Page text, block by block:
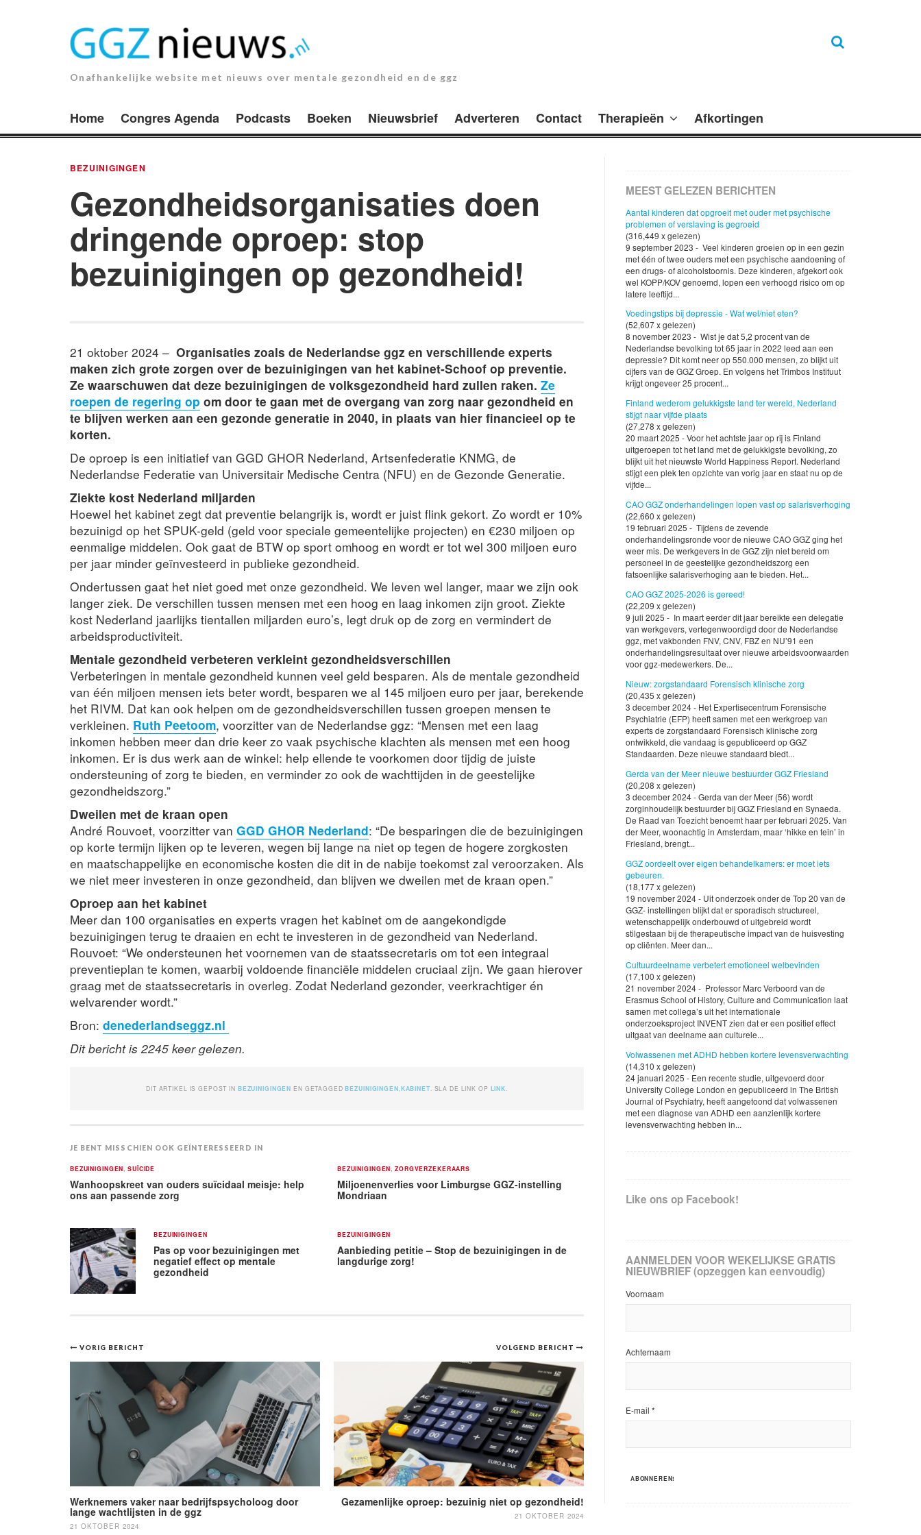
Onafhankelijke website met nieuws over mentale gezondheid en de ggz
Home Congres Agenda Podcasts Boeken Nieuwsbrief Adverteren Contact Therapieën Afkortingen
BEZUINIGINGEN
Gezondheidsorganisaties doen
dringende oproep: stop
bezuinigingen op gezondheid!
21 oktober 2024 – Organisaties zoals de Nederlandse ggz en verschillende experts
maken zich grote zorgen over de bezuinigingen van het kabinet-Schoof op preventie.
Ze waarschuwen dat deze bezuinigingen de volksgezondheid hard zullen raken. Ze
roepen de regering op om door te gaan met de overgang van zorg naar gezondheid en
te blijven werken aan een gezonde generatie in 2040, in plaats van hier financieel op te
korten.
De oproep is een initiatief van GGD GHOR Nederland, Artsenfederatie KNMG, de
Nederlandse Federatie van Universitair Medische Centra (NFU) en de Gezonde Generatie.
Ziekte kost Nederland miljarden
Hoewel het kabinet zegt dat preventie belangrijk is, wordt er juist flink gekort. Zo wordt er 10%
bezuinigd op het SPUK-geld (geld voor speciale gemeentelijke projecten) en €230 miljoen op
eenmalige middelen. Ook gaat de BTW op sport omhoog en wordt er tot wel 300 miljoen euro
per jaar minder geïnvesteerd in publieke gezondheid.
Ondertussen gaat het niet goed met onze gezondheid. We leven wel langer, maar we zijn ook
langer ziek. De verschillen tussen mensen met een hoog en laag inkomen zijn groot. Ziekte
kost Nederland jaarlijks tientallen miljarden euro’s, legt druk op de zorg en vermindert de
arbeidsproductiviteit.
Mentale gezondheid verbeteren verkleint gezondheidsverschillen
Verbeteringen in mentale gezondheid kunnen veel geld besparen. Als de mentale gezondheid
van één miljoen mensen iets beter wordt, besparen we al 145 miljoen euro per jaar, berekende
het RIVM. Dat kan ook helpen om de gezondheidsverschillen tussen groepen mensen te
verkleinen. Ruth Peetoom, voorzitter van de Nederlandse ggz: “Mensen met een laag
inkomen hebben meer dan drie keer zo vaak psychische klachten als mensen met een hoog
inkomen. Er is dus werk aan de winkel: help ellende te voorkomen door tijdig de juiste
ondersteuning of zorg te bieden, en verminder zo ook de wachttijden in de geestelijke
gezondheidszorg.”
Dweilen met de kraan open
André Rouvoet, voorzitter van GGD GHOR Nederland: “De besparingen die de bezuinigingen
op korte termijn lijken op te leveren, wegen bij lange na niet op tegen de hogere zorgkosten
en maatschappelijke en economische kosten die dit in de nabije toekomst zal veroorzaken. Als
we niet meer investeren in onze gezondheid, dan blijven we dweilen met de kraan open.”
Oproep aan het kabinet
Meer dan 100 organisaties en experts vragen het kabinet om de aangekondigde
bezuinigingen terug te draaien en echt te investeren in de gezondheid van Nederland.
Rouvoet: “We ondersteunen het voornemen van de staatssecretaris om tot een integraal
preventieplan te komen, waarbij voldoende financiële middelen cruciaal zijn. We gaan hierover
graag met de staatssecretaris in overleg. Zodat Nederland gezonder, veerkrachtiger én
welvarender wordt.”
Bron: denederlandseggz.nl
Dit bericht is 2245 keer gelezen.
DIT ARTIKEL IS GEPOST IN BEZUINIGINGEN EN GETAGGEDBEZUINIGINGEN KABINET . SLA DE LINK OP LINK
JE BENT MISSCHIEN OOK GEÏNTERESSEERD IN
BEZUINIGINGEN ,SUÏCIDE
Wanhoopskreet van ouders suïcidaal meisje: help
ons aan passende zorg
BEZUINIGINGEN ,ZORGVERZEKERAARS
Miljoenenverlies voor Limburgse GGZ-instelling
Mondriaan
BEZUINIGINGEN
Pas op voor bezuinigingen met
negatief effect op mentale
gezondheid
BEZUINIGINGEN
Aanbieding petitie – Stop de bezuinigingen in de
langdurige zorg!
Bericht
navigatie
VOLGEND BERICHT
Gezamenlijke oproep: bezuinig niet op gezondheid!
21 OKTOBER 2024
VORIG BERICHT
Werknemers vaker naar bedrijfspsycholoog door
lange wachtlijsten in de ggz
21 OKTOBER 2024
MEEST GELEZEN BERICHTEN
Aantal kinderen dat opgroeit met ouder met psychische
problemen of verslaving is gegroeid
(316,449 x gelezen)
9 september 2023 - Veel kinderen groeien op in een gezin
met één of twee ouders met een psychische aandoening of
een drugs- of alcoholstoornis. Deze kinderen, afgekort ook
wel KOPP/KOV genoemd, lopen een verhoogd risico om op
latere leeftijd...
Voedingstips bij depressie - Wat wel/niet eten?
(52,607 x gelezen)
8 november 2023 - Wist je dat 5,2 procent van de
Nederlandse bevolking tot 65 jaar in 2022 leed aan een
depressie? Dit komt neer op 550.000 mensen, zo blijkt uit
cijfers van de GGZ Groep. En volgens het Trimbos Instituut
krijgt ongeveer 25 procent...
Finland wederom gelukkigste land ter wereld, Nederland
stijgt naar vijfde plaats
(27,278 x gelezen)
20 maart 2025 - Voor het achtste jaar op rij is Finland
uitgeroepen tot het land met de gelukkigste bevolking, zo
blijkt uit het nieuwste World Happiness Report. Nederland
stijgt een plek ten opzichte van vorig jaar en staat nu op de
vijfde...
CAO GGZ onderhandelingen lopen vast op salarisverhoging
(22,660 x gelezen)
19 februari 2025 - Tijdens de zevende
onderhandelingsronde voor de nieuwe CAO GGZ ging het
weer mis. De werkgevers in de GGZ zijn niet bereid om
personeel in de geestelijke gezondheidszorg een
fatsoenlijke salarisverhoging aan te bieden. Het...
CAO GGZ 2025-2026 is gereed!
(22,209 x gelezen)
9 juli 2025 - In maart eerder dit jaar bereikte een delegatie
van werkgevers, vertegenwoordigd door de Nederlandse
ggz, met vakbonden FNV, CNV, FBZ en NU’91 een
onderhandelingsresultaat over nieuwe arbeidsvoorwaarden
voor ggz-medewerkers. De...
Nieuw: zorgstandaard Forensisch klinische zorg
(20,435 x gelezen)
3 december 2024 - Het Expertisecentrum Forensische
Psychiatrie (EFP) heeft samen met een werkgroep van
experts de zorgstandaard Forensisch klinische zorg
ontwikkeld, die vandaag is gepubliceerd op GGZ
Standaarden. Deze nieuwe standaard biedt...
Gerda van der Meer nieuwe bestuurder GGZ Friesland
(20,208 x gelezen)
3 december 2024 - Gerda van der Meer (56) wordt
zorginhoudelijk bestuurder bij GGZ Friesland en Synaeda.
De Raad van Toezicht benoemt haar per februari 2025. Van
der Meer, woonachtig in Amsterdam, maar ‘hikke en tein’ in
Friesland, brengt...
GGZ oordeelt over eigen behandelkamers: er moet iets
gebeuren.
(18,177 x gelezen)
19 november 2024 - Uit onderzoek onder de Top 20 van de
GGZ- instellingen blijkt dat er sporadisch structureel,
wetenschappelijk onderbouwd of uitgebreid wordt
stilgestaan bij de therapeutische impact van de huisvesting
op cliënten. Meer dan...
Cultuurdeelname verbetert emotioneel welbevinden
(17,100 x gelezen)
21 november 2024 - Professor Marc Verboord van de
Erasmus School of History, Culture and Communication laat
samen met collega’s uit het internationale
onderzoeksproject INVENT zien dat er een positief effect
uitgaat van deelname aan culturele...
Volwassenen met ADHD hebben kortere levensverwachting
(14,310 x gelezen)
24 januari 2025 - Een recente studie, uitgevoerd door
University College London en gepubliceerd in The British
Journal of Psychiatry, heeft aangetoond dat volwassenen
met een diagnose van ADHD een aanzienlijk kortere
levensverwachting hebben in...
Like ons op Facebook!
AANMELDEN VOOR WEKELIJKSE GRATIS
NIEUWBRIEF (opzeggen kan eenvoudig)
Voornaam
Achternaam
E-mail *